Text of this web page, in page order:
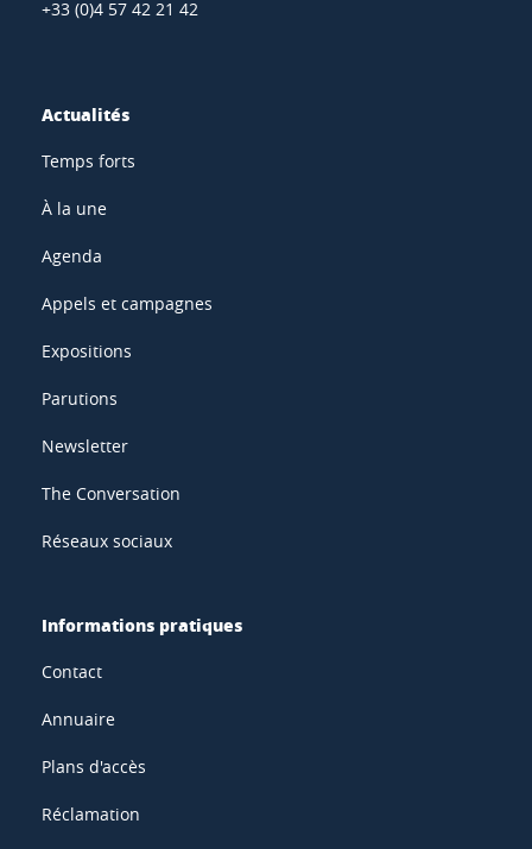
+33 (0)4 57 42 21 42
Actualités
Temps forts
À la une
Agenda
Appels et campagnes
Expositions
Parutions
Newsletter
The Conversation
Réseaux sociaux
Informations pratiques
Contact
Annuaire
Plans d'accès
Réclamation